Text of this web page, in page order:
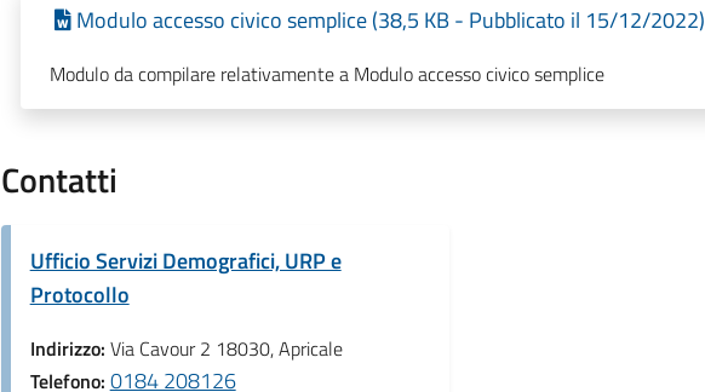
Modulo accesso civico semplice (38,5 KB - Pubblicato il 15/12/2022)
Modulo da compilare relativamente a Modulo accesso civico semplice
Contatti
Ufficio Servizi Demografici, URP e
Protocollo
Indirizzo: Via Cavour 2 18030, Apricale
Telefono:0184 208126